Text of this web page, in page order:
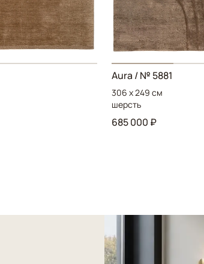
Aura / № 5881
306 x 249 см
шерсть
685 000 ₽